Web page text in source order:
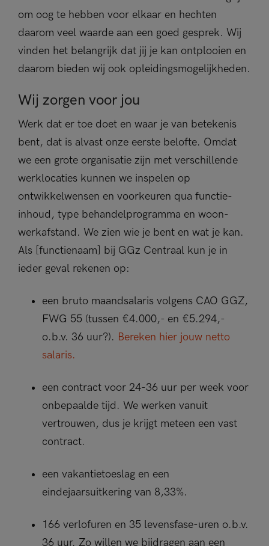
om oog te hebben voor elkaar en hechten
daarom veel waarde aan een goed gesprek. Wij
vinden het belangrijk dat jij je kan ontplooien en
daarom bieden wij ook opleidingsmogelijkheden.
Wij zorgen voor jou
Werk dat er toe doet en waar je van betekenis
bent, dat is alvast onze eerste belofte. Omdat
we een grote organisatie zijn met verschillende
werklocaties kunnen we inspelen op
ontwikkelwensen en voorkeuren qua functie-
inhoud, type behandelprogramma en woon-
werkafstand. We zien wie je bent en wat je kan.
Als [functienaam] bij GGz Centraal kun je in
ieder geval rekenen op:
een bruto maandsalaris volgens CAO GGZ,
FWG 55 (tussen €4.000,- en €5.294,-
o.b.v. 36 uur?). Bereken hier jouw netto
salaris.
een contract voor 24-36 uur per week voor
onbepaalde tijd. We werken vanuit
vertrouwen, dus je krijgt meteen een vast
contract.
een vakantietoeslag en een
eindejaarsuitkering van 8,33%.
166 verlofuren en 35 levensfase-uren o.b.v.
36 uur. Zo willen we bijdragen aan een